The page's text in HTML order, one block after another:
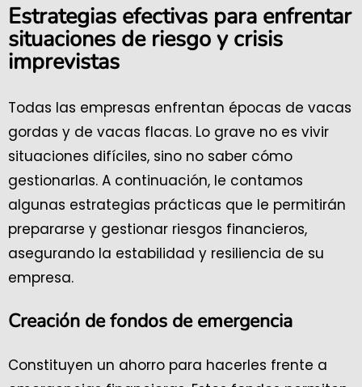
Estrategias efectivas para enfrentar
situaciones de riesgo y crisis
imprevistas
Todas las empresas enfrentan épocas de vacas
gordas y de vacas flacas. Lo grave no es vivir
situaciones difíciles, sino no saber cómo
gestionarlas. A continuación, le contamos
algunas estrategias prácticas que le permitirán
prepararse y gestionar riesgos financieros,
asegurando la estabilidad y resiliencia de su
empresa.
Creación de fondos de emergencia
Constituyen un ahorro para hacerles frente a